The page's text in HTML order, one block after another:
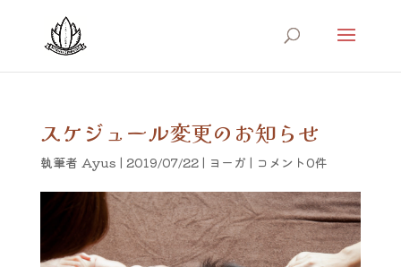
スケジュール変更のお知らせ
執筆者 Ayus | 2019/07/22| ヨーガ | コメント0件